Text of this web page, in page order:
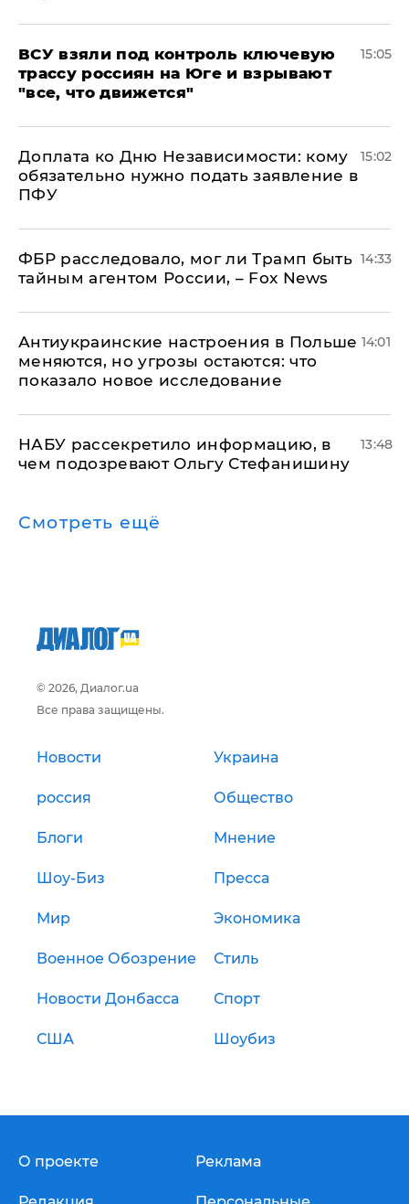
ВСУ взяли под контроль ключевую
трассу россиян на Юге и взрывают
"все, что движется"
15:05
Доплата ко Дню Независимости: кому
обязательно нужно подать заявление в
ПФУ
15:02
ФБР расследовало, мог ли Трамп быть
тайным агентом России, – Fox News
14:33
Антиукраинские настроения в Польше
меняются, но угрозы остаются: что
показало новое исследование
14:01
НАБУ рассекретило информацию, в
чем подозревают Ольгу Стефанишину
13:48
Смотреть ещё
© 2026, Диалог.ua
Все права защищены.
Новости Украина
россия Общество
Блоги Мнение
Шоу-Биз Пресса
Мир Экономика
Военное Обозрение Стиль
Новости Донбасса Спорт
США Шоубиз
О проекте Реклама